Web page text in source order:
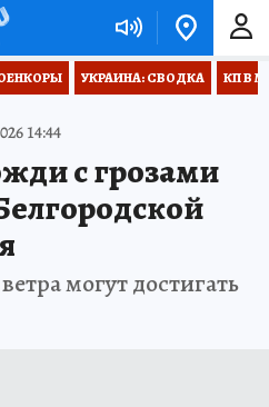
УКРАИНА: СВОДКА КП В
14:44
с грозами
могут достигать